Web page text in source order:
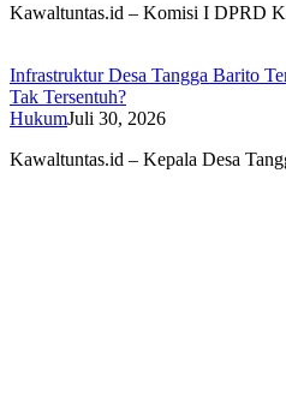
Kawaltuntas.id – Komisi I DPRD
Infrastruktur Desa Tangga Barito
Tak Tersentuh?
HukumJuli 30, 2026
Kawaltuntas.id – Kepala Desa